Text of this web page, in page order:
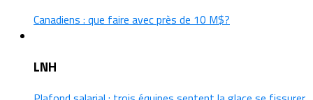
Canadiens : que faire avec près de 10 M$?
LNH